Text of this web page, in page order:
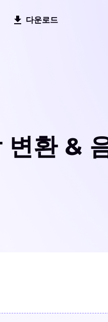
다운로드
환 &